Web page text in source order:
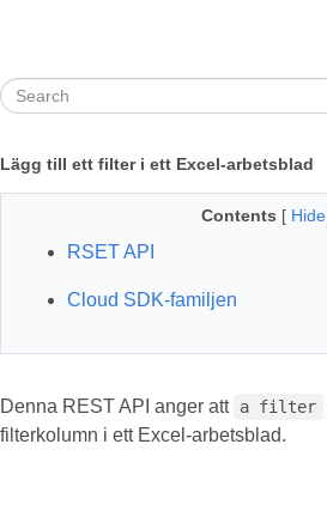
Lägg till ett filter i ett Excel-arbetsblad
Contents [ Hide
RSET API
Cloud SDK-familjen
Denna REST API anger att a filter
filterkolumn i ett Excel-arbetsblad.